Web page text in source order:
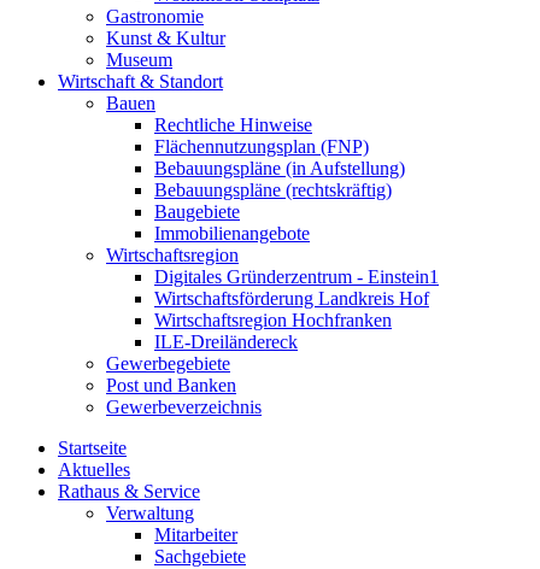
Gastronomie
Kunst & Kultur
Museum
Wirtschaft & Standort
Bauen
Rechtliche Hinweise
Flächennutzungsplan (FNP)
Bebauungspläne (in Aufstellung)
Bebauungspläne (rechtskräftig)
Baugebiete
Immobilienangebote
Wirtschaftsregion
Digitales Gründerzentrum - Einstein1
Wirtschaftsförderung Landkreis Hof
Wirtschaftsregion Hochfranken
ILE-Dreiländereck
Gewerbegebiete
Post und Banken
Gewerbeverzeichnis
Startseite
Aktuelles
Rathaus & Service
Verwaltung
Mitarbeiter
Sachgebiete